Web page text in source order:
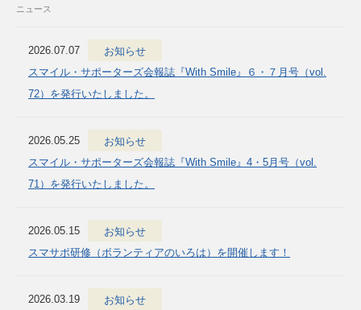
ニュース
2026.07.07
お知らせ
スマイル・サポーターズ会報誌『With Smile』６・７月号（vol.
72）を発行いたしました。
2026.05.25
お知らせ
スマイル・サポーターズ会報誌『With Smile』4・5月号（vol.
71）を発行いたしました。
2026.05.15
お知らせ
スマサポ研修（ボランティアのいろは）を開催します！
2026.03.19
お知らせ